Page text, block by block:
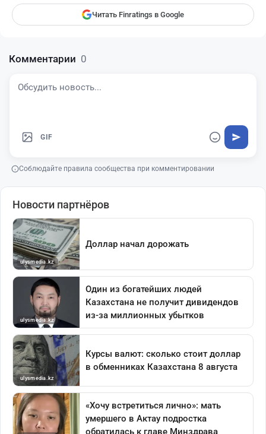
Читать Finratings в Google
Комментарии 0
GIF
Соблюдайте правила сообщества при комментировании